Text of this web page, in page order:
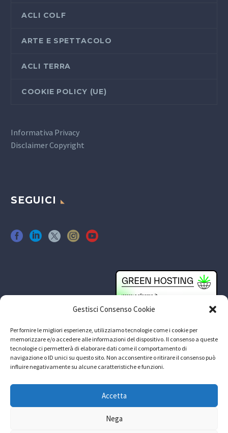
Gestisci Consenso Cookie
Per fornire le migliori esperienze, utilizziamo tecnologie come i cookie per
memorizzare e/o accedere alle informazioni del dispositivo. Il consenso a queste
tecnologie ci permetterà di elaborare dati come il comportamento di
navigazione o ID unici su questo sito. Non acconsentire o ritirare il consenso può
influire negativamente su alcune caratteristiche e funzioni.
Accetta
Nega
ACLI COLF
ARTE E SPETTACOLO
ACLI TERRA
COOKIE POLICY (UE)
Informativa Privacy
Disclaimer Copyright
SEGUICI